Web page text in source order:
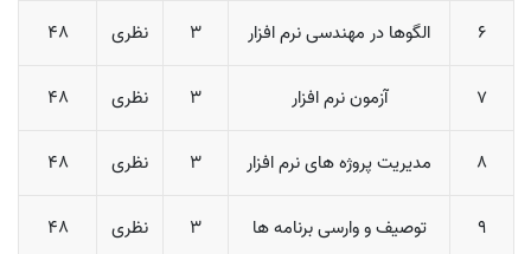
6 الگوها در مهندسی نرم افزار 3 نظری 48
7 آزمون نرم افزار 3 نظری 48
8 مدیریت پروژه های نرم افزار 3 نظری 48
9 توصیف و وارسی برنامه ها 3 نظری 48